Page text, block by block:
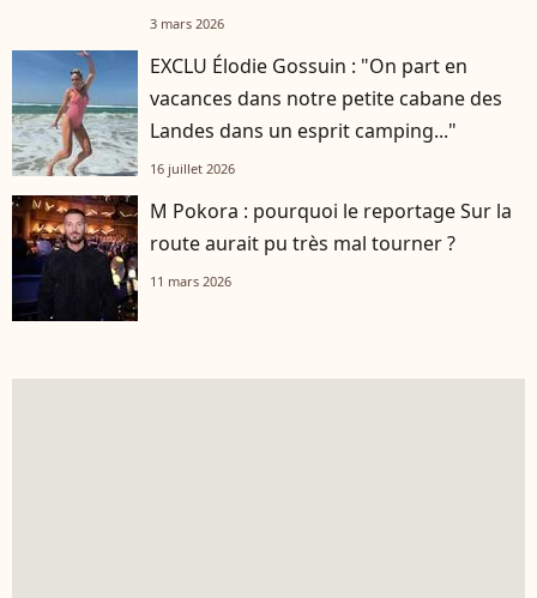
3 mars 2026
EXCLU Élodie Gossuin : "On part en
vacances dans notre petite cabane des
Landes dans un esprit camping..."
16 juillet 2026
M Pokora : pourquoi le reportage Sur la
route aurait pu très mal tourner ?
11 mars 2026